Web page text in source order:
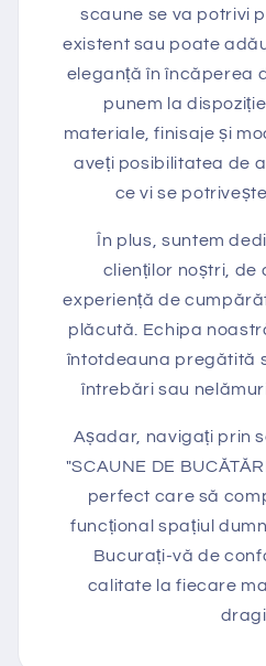
scaune se va potrivi
existent sau poate
eleganță în încăperea
punem la
materiale, finisaje și
aveți posibilitatea de
ce vi se
În plus, suntem
clienților noștri, de
experiență de
plăcută. Echipa
întotdeauna pregătită
întrebări sau
Așadar, navigați prin
"SCAUNE DE
perfect care să
funcțional spațiul
Bucurați-vă de
calitate la fiecare